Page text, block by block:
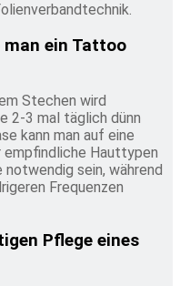
ein Tattoo
Stechen wird
2-3 mal täglich dünn
kann man auf eine
empfindliche Hauttypen
sein, während
Frequenzen
Pflege eines